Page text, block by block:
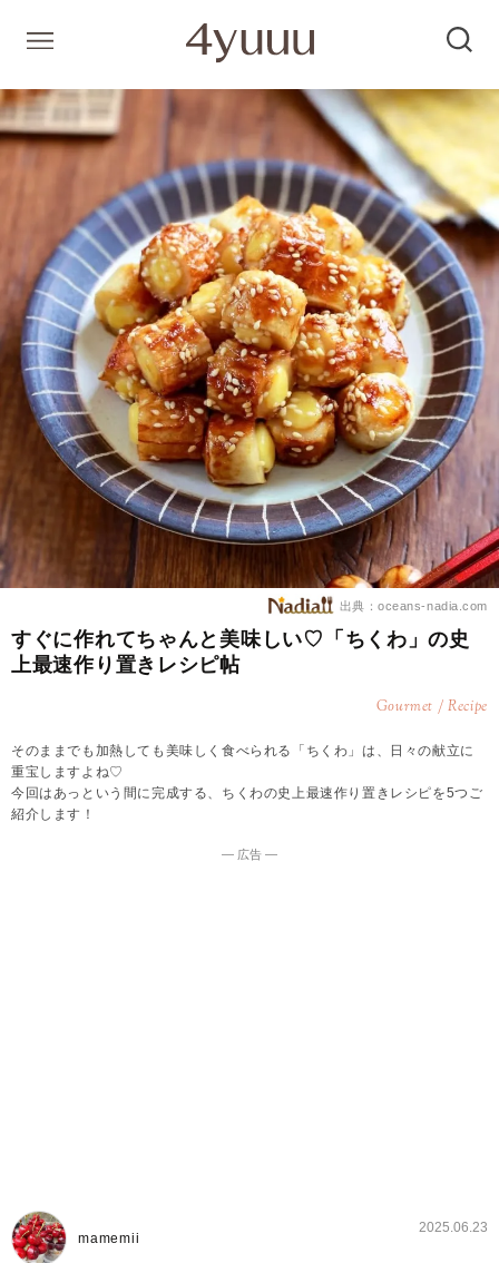
出典：oceans-nadia.com
すぐに作れてちゃんと美味しい♡「ちくわ」の史
上最速作り置きレシピ帖
Gourmet / Recipe
そのままでも加熱しても美味しく食べられる「ちくわ」は、日々の献立に
重宝しますよね♡
今回はあっという間に完成する、ちくわの史上最速作り置きレシピを5つご
紹介します！
― 広告 ―
mamemii
2025.06.23